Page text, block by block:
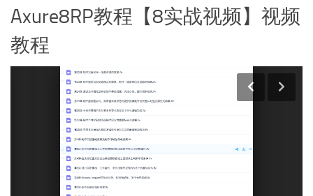
Axure8RP教程【8实战视频】视频
教程